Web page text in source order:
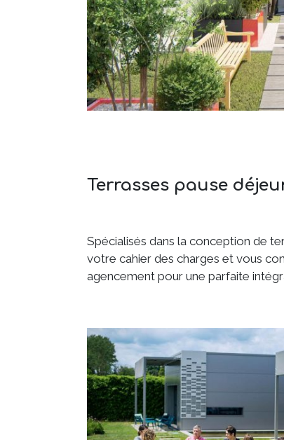
Terrasses pause
Spécialisés dans la conception de
votre cahier des charges et vous
agencement pour une parfaite